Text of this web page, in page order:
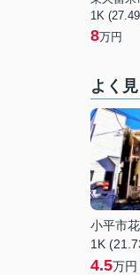
1K
8万円
よく
小平市
1K
4.5万円